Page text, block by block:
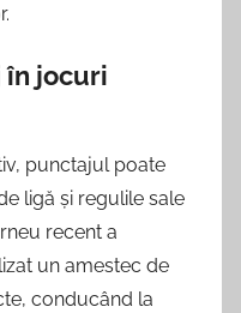
în jocuri
punctajul poate
ligă și regulile sale
recent a
un amestec de
conducând la